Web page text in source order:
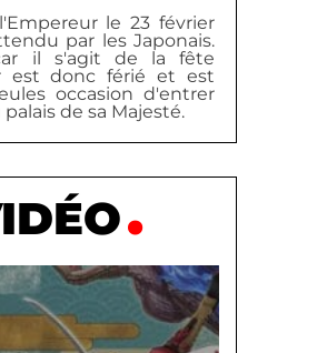
le 23 février
par les Japonais.
il s'agit de la fête
est donc férié et est
occasion d'entrer
de sa Majesté.